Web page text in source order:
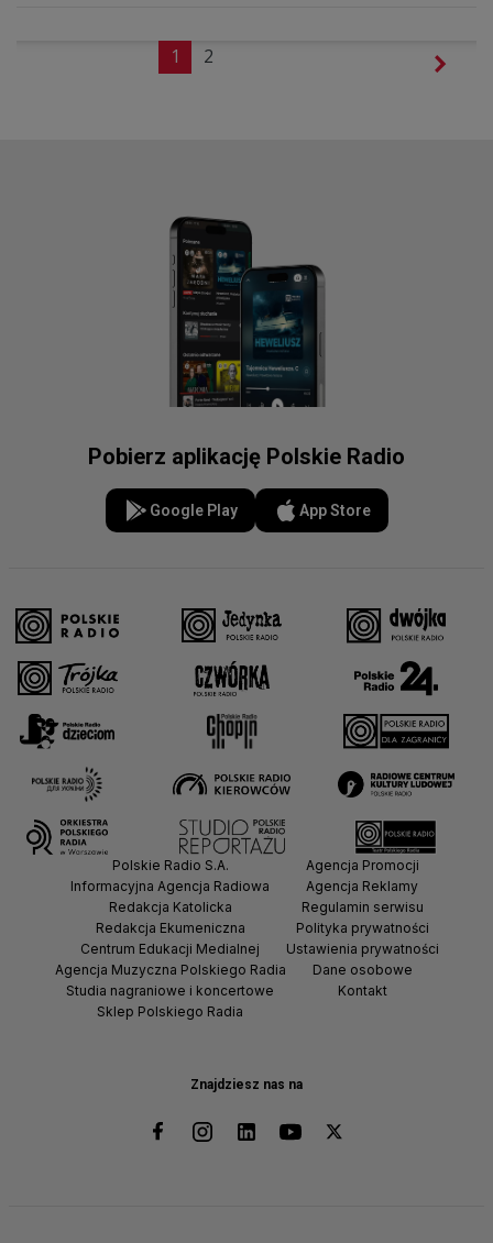
1 2
Pobierz aplikację Polskie Radio
Google Play App Store
Znajdziesz nas na
Polskie Radio S.A.
Informacyjna Agencja Radiowa
Redakcja Katolicka
Redakcja Ekumeniczna
Centrum Edukacji Medialnej
Agencja Muzyczna Polskiego Radia
Studia nagraniowe i koncertowe
Sklep Polskiego Radia
Agencja Promocji
Agencja Reklamy
Regulamin serwisu
Polityka prywatności
Ustawienia prywatności
Dane osobowe
Kontakt